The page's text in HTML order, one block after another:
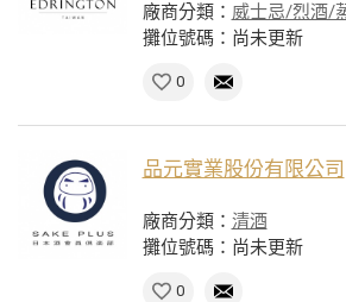
廠商分類： 威士忌/烈酒/
攤位號碼：尚未更新
0
品元實業股份有限公司
廠商分類： 清酒
攤位號碼：尚未更新
0